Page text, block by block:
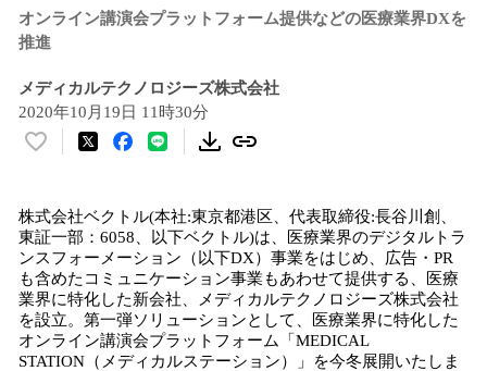
オンライン講演会プラットフォーム提供などの医療業界DXを
推進
メディカルテクノロジーズ株式会社
2020年10月19日 11時30分
い
！
数
を
読
み
込
み
株式会社ベクトル(本社:東京都港区、代表取締役:長谷川創、
東証一部：6058、以下ベクトル)は、​医療業界のデジタルトラ
ンスフォーメーション（以下DX）事業をはじめ、広告・PR
も含めたコミュニケーション事業もあわせて提供する、医療
業界に特化した新会社、メディカルテクノロジーズ株式会社
を設立。第一弾ソリューションとして、医療業界に特化した
オンライン講演会プラットフォーム「MEDICAL
STATION（メディカルステーション）」を今冬展開いたしま